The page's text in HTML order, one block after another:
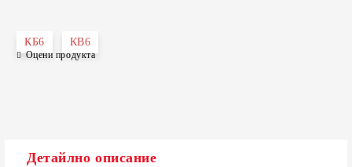
КБ6 КВ6
Оцени продукта
Детайлно описание